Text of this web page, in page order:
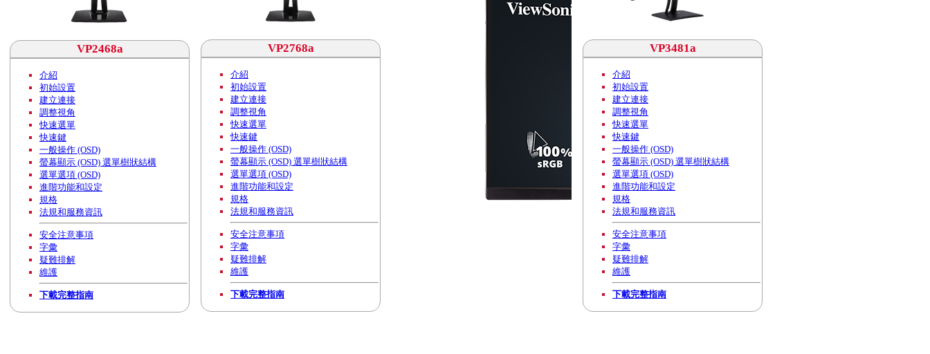
VP2468a
介紹
初始設置
建立連接
調整視角
快速選單
快速鍵
一般操作 (OSD)
螢幕顯示 (OSD) 選單樹狀結構
選單選項 (OSD)
進階功能和設定
規格
法規和服務資訊
安全注意事項
字彙
疑難排解
維護
下載完整指南
VP2768a
介紹
初始設置
建立連接
調整視角
快速選單
快速鍵
一般操作 (OSD)
螢幕顯示 (OSD) 選單樹狀結構
選單選項 (OSD)
進階功能和設定
規格
法規和服務資訊
安全注意事項
字彙
疑難排解
維護
下載完整指南
VP3481a
介紹
初始設置
建立連接
調整視角
快速選單
快速鍵
一般操作 (OSD)
螢幕顯示 (OSD) 選單樹狀結構
選單選項 (OSD)
進階功能和設定
規格
法規和服務資訊
安全注意事項
字彙
疑難排解
維護
下載完整指南